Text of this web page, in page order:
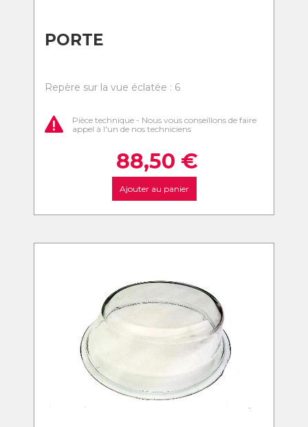
PORTE
Repère sur la vue éclatée : 6
Pièce technique - Nous vous conseillons de faire
appel à l'un de nos techniciens
88,50 €
Ajouter au panier